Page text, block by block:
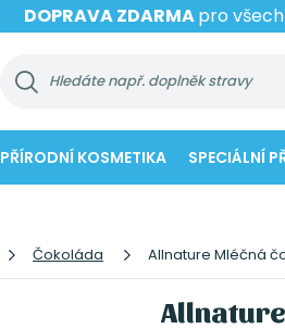
DOPRAVA ZDARMApro
PŘÍRODNÍ KOSMETIKA SPECIÁLNÍ
Čokoláda Allnature Mléčná